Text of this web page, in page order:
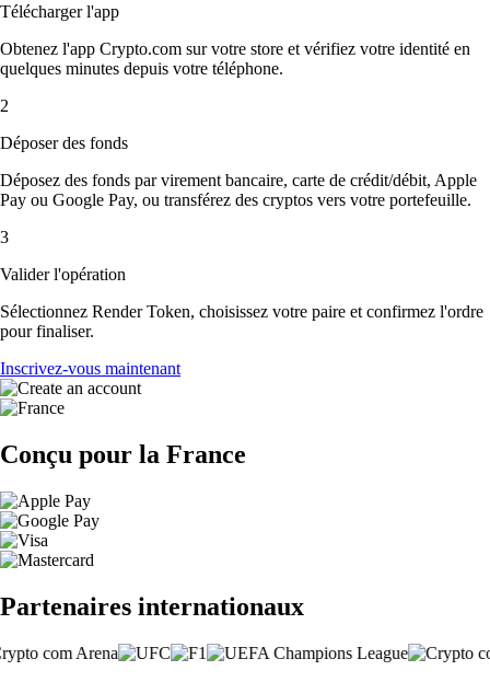
Télécharger l'app
Obtenez l'app Crypto.com sur votre store et vérifiez votre identité en
quelques minutes depuis votre téléphone.
2
Déposer des fonds
Déposez des fonds par virement bancaire, carte de crédit/débit, Apple
Pay ou Google Pay, ou transférez des cryptos vers votre portefeuille.
3
Valider l'opération
Sélectionnez Render Token, choisissez votre paire et confirmez l'ordre
pour finaliser.
Inscrivez-vous maintenant
Conçu pour la France
Partenaires internationaux